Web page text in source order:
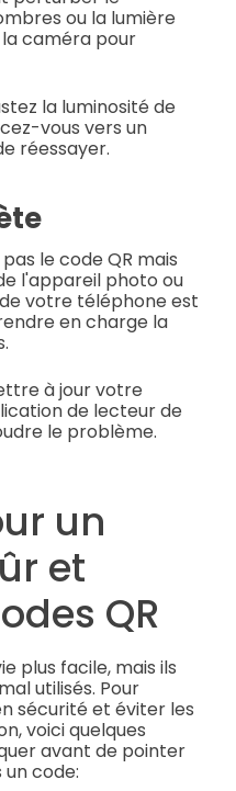
ou la lumière
caméra pour
la luminosité de
vous vers un
réessayer.
le code QR mais
l'appareil photo ou
votre téléphone est
en charge la
à jour votre
de lecteur de
le problème.
un
et
QR
plus facile, mais ils
utilisés. Pour
sécurité et éviter les
voici quelques
avant de pointer
code: